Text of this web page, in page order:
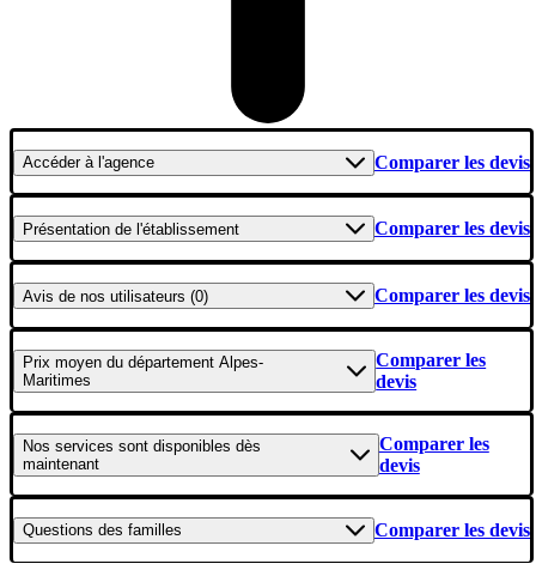
Accéderà l'agence Comparer les devis
Présentation de l'établissement Comparer les devis
Avis de nos utilisateurs (0) Comparer les devis
Prix moyen du département Alpes-
Maritimes
Comparer les
devis
Nos services sont disponibles dès
maintenant
Comparer les
devis
Questions des familles Comparer les devis